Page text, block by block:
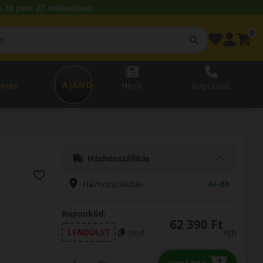
38 perc 26 másodperc.
AJÁNDÉKUTALVÁNY
Házhozszállítás
Házhozszállítás 4+ db
Kuponkód:
LENDÜLET
másol 62 390 Ft
/db